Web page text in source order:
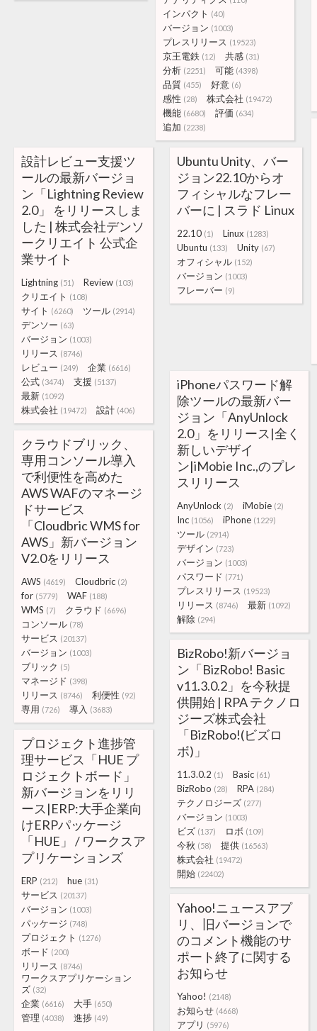
インパクト (40)
バージョン (1003)
プレスリリース (19523)
京王電鉄 (12) 共感 (31)
分析 (2251) 可能 (4398)
品質 (455) 好意 (6)
感性 (28) 株式会社 (19472)
機能 (6680) 評価 (634)
追加 (2238)
設計レビュー支援ツ
ールの最新バージョ
ン「Lightning Review
2.0」 をリリースしま
した | 株式会社デンソ
ークリエイト 公式企
業サイト
Lightning (51) Review (103)
クリエイト (108)
サイト (6260) ツール (2914)
デンソー (63)
バージョン (1003)
リリース (8746)
レビュー (249) 企業 (6616)
公式 (3474) 支援 (5137)
最新 (1092)
株式会社 (19472) 設計 (406)
Ubuntu Unity、バー
ジョン22.10からオ
フィシャルなフレー
バーに | スラド Linux
22.10 (1) Linux (1283)
Ubuntu (133) Unity (67)
オフィシャル (152)
バージョン (1003)
フレーバー (9)
iPhoneパスワード解
除ツールの最新バー
ジョン「AnyUnlock
2.0」をリリース|全く
新しいデザイ
ン|iMobie Inc.,のプレ
スリリース
AnyUnlock (2) iMobie (2)
Inc (1056) iPhone (1229)
ツール (2914)
デザイン (723)
バージョン (1003)
パスワード (771)
プレスリリース (19523)
リリース (8746) 最新 (1092)
解除 (294)
クラウドブリック、
専用コンソール導入
で利便性を高めた
AWS WAFのマネージ
ドサービス
「Cloudbric WMS for
AWS」新バージョン
V2.0をリリース
AWS (4619) Cloudbric (2)
for (5779) WAF (188)
WMS (7) クラウド (6696)
コンソール (78)
サービス (20137)
バージョン (1003)
ブリック (5)
マネージド (398)
リリース (8746) 利便性 (92)
専用 (726) 導入 (3683)
BizRobo!新バージョ
ン「BizRobo! Basic
v11.3.0.2」を今秋提
供開始 | RPA テクノロ
ジーズ株式会社
「BizRobo!(ビズロ
ボ)」
11.3.0.2 (1) Basic (61)
BizRobo (28) RPA (284)
テクノロジーズ (277)
バージョン (1003)
ビズ (137) ロボ (109)
今秋 (58) 提供 (16563)
株式会社 (19472)
開始 (22402)
プロジェクト進捗管
理サービス「HUE プ
ロジェクトボード」
新バージョンをリリ
ース|ERP:大手企業向
けERPパッケージ
「HUE」 / ワークスア
プリケーションズ
ERP (212) hue (31)
サービス (20137)
バージョン (1003)
パッケージ (748)
プロジェクト (1276)
ボード (200)
リリース (8746)
ワークスアプリケーション
ズ (32)
企業 (6616) 大手 (650)
管理 (4038) 進捗 (49)
Yahoo!ニュースアプ
リ、旧バージョンで
のコメント機能のサ
ポート終了に関する
お知らせ
Yahoo! (2148)
お知らせ (4668)
アプリ (5976)